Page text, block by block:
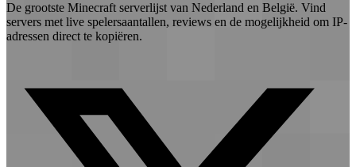
De grootste Minecraft serverlijst van Nederland en België. Vind
servers met live spelersaantallen, reviews en de mogelijkheid om IP-
adressen direct te kopiëren.